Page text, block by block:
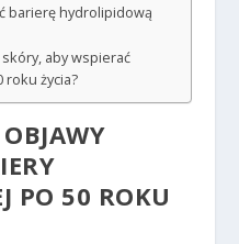
barierę hydrolipidową
aby wspierać
życia?
PO 50 ROKU